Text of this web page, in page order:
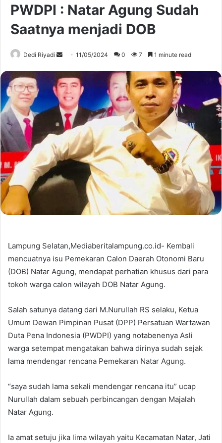
PWDPI : Natar Agung Sudah
Saatnya menjadi DOB
Dedi Riyadi
Send
email
11/05/2024 0 7 1 minute read
Lampung Selatan,Mediaberitalampung.co.id- Kembali
mencuatnya isu Pemekaran Calon Daerah Otonomi Baru
(DOB) Natar Agung, mendapat perhatian khusus dari para
tokoh warga calon wilayah DOB Natar Agung.
Salah satunya datang dari M.Nurullah RS selaku, Ketua
Umum Dewan Pimpinan Pusat (DPP) Persatuan Wartawan
Duta Pena Indonesia (PWDPI) yang notabenenya Asli
warga setempat mengatakan bahwa dirinya sudah sejak
lama mendengar rencana Pemekaran Natar Agung.
“saya sudah lama sekali mendengar rencana itu” ucap
Nurullah dalam sebuah perbincangan dengan Majalah
Natar Agung.
Ia amat setuju jika lima wilayah yaitu Kecamatan Natar, Jati